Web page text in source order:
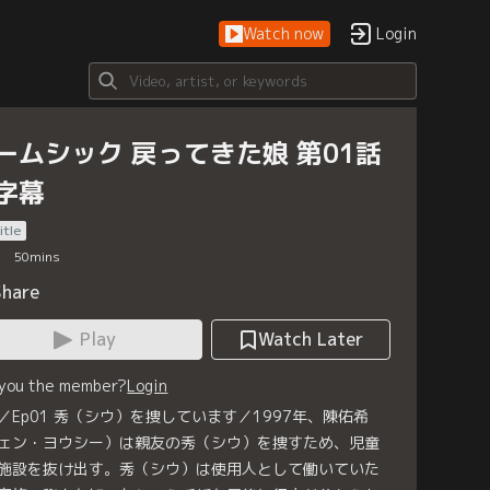
Watch now Login
ムシック 戻ってきた娘 第01話
幕
50mins
Play
Watch Later
the member?Login
Ep01 秀（シウ）を捜しています／1997年、陳佑希
ン・ヨウシー）は親友の秀（シウ）を捜すため、児童
設を抜け出す。秀（シウ）は使用人として働いていた